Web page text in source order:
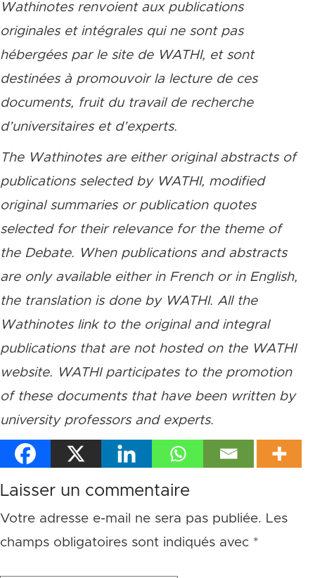
Wathinotes renvoient aux publications
originales et intégrales qui ne sont pas
hébergées par le site de WATHI, et sont
destinées à promouvoir la lecture de ces
documents, fruit du travail de recherche
d’universitaires et d’experts.
The Wathinotes are either original abstracts of
publications selected by WATHI, modified
original summaries or publication quotes
selected for their relevance for the theme of
the Debate. When publications and abstracts
are only available either in French or in English,
the translation is done by WATHI. All the
Wathinotes link to the original and integral
publications that are not hosted on the WATHI
website. WATHI participates to the promotion
of these documents that have been written by
university professors and experts.
Laisser un commentaire
Votre adresse e-mail ne sera pas publiée. Les
champs obligatoires sont indiqués avec *